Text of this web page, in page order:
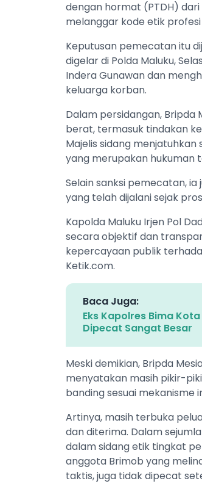
dengan hormat (PTDH)
melanggar kode etik
Keputusan pemecatan itu
digelar di Polda Maluku,
Indera Gunawan dan
keluarga korban.
Dalam persidangan,
berat, termasuk tindakan
Majelis sidang
yang merupakan hukuman
Selain sanksi pemecatan,
yang telah dijalani sejak
Kapolda Maluku Irjen Pol
secara objektif dan
kepercayaan publik
Ketik.com.
Baca Juga:
Eks Kapolres Bima
Dipecat Sangat Besar
Meski demikian, Bripda
menyatakan masih pikir-
banding sesuai mekanisme
Artinya, masih terbuka
dan diterima. Dalam
dalam sidang etik tingkat
anggota Brimob yang
taktis, juga tidak dipecat